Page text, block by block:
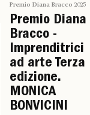
Premio Diana Bracco 2025
Premio Diana
Bracco -
Imprenditrici
ad arte Terza
edizione.
MONICA
BONVICINI